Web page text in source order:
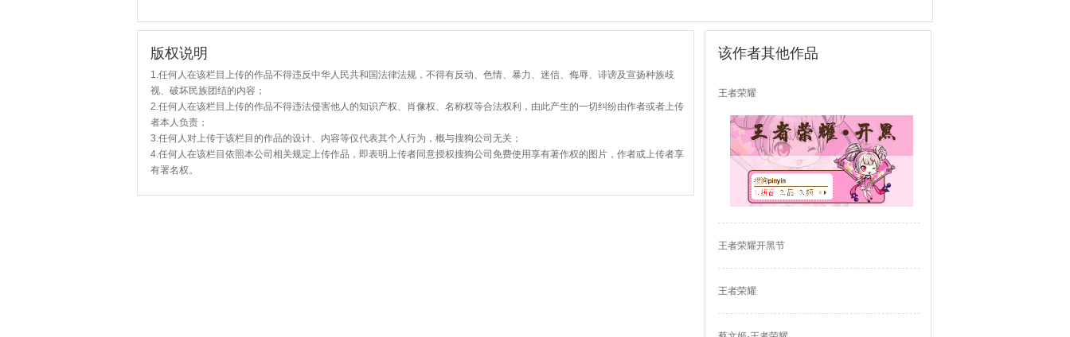
版权说明
1.任何人在该栏目上传的作品不得违反中华人民共和国法律法规，不得有反动、色情、暴力、迷信、侮辱、诽谤及宣扬种族歧
视、破坏民族团结的内容；
2.任何人在该栏目上传的作品不得违法侵害他人的知识产权、肖像权、名称权等合法权利，由此产生的一切纠纷由作者或者上传
者本人负责；
3.任何人对上传于该栏目的作品的设计、内容等仅代表其个人行为，概与搜狗公司无关；
4.任何人在该栏目依照本公司相关规定上传作品，即表明上传者同意授权搜狗公司免费使用享有著作权的图片，作者或上传者享
有署名权。
该作者其他作品
王者荣耀
王者荣耀开黑节
王者荣耀